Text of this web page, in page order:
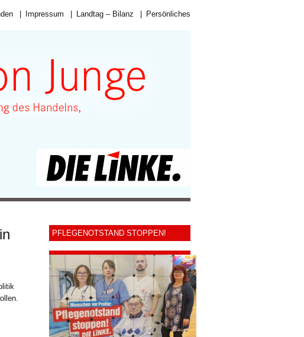
Impressum Landtag – Bilanz Persönliches
PFLEGENOTSTAND STOPPEN!